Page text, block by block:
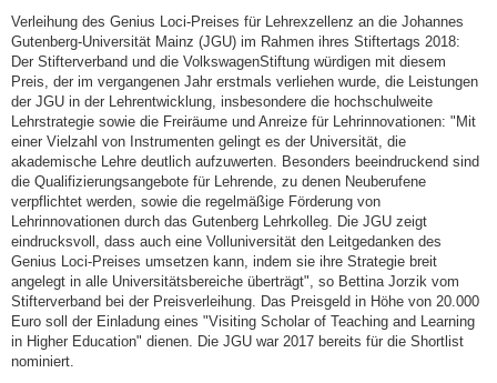
Verleihung des Genius Loci-Preises für Lehrexzellenz an die Johannes
Gutenberg-Universität Mainz (JGU) im Rahmen ihres Stiftertags 2018:
Der Stifterverband und die VolkswagenStiftung würdigen mit diesem
Preis, der im vergangenen Jahr erstmals verliehen wurde, die Leistungen
der JGU in der Lehrentwicklung, insbesondere die hochschulweite
Lehrstrategie sowie die Freiräume und Anreize für Lehrinnovationen: "Mit
einer Vielzahl von Instrumenten gelingt es der Universität, die
akademische Lehre deutlich aufzuwerten. Besonders beeindruckend sind
die Qualifizierungsangebote für Lehrende, zu denen Neuberufene
verpflichtet werden, sowie die regelmäßige Förderung von
Lehrinnovationen durch das Gutenberg Lehrkolleg. Die JGU zeigt
eindrucksvoll, dass auch eine Volluniversität den Leitgedanken des
Genius Loci-Preises umsetzen kann, indem sie ihre Strategie breit
angelegt in alle Universitätsbereiche überträgt", so Bettina Jorzik vom
Stifterverband bei der Preisverleihung. Das Preisgeld in Höhe von 20.000
Euro soll der Einladung eines "Visiting Scholar of Teaching and Learning
in Higher Education" dienen. Die JGU war 2017 bereits für die Shortlist
nominiert.